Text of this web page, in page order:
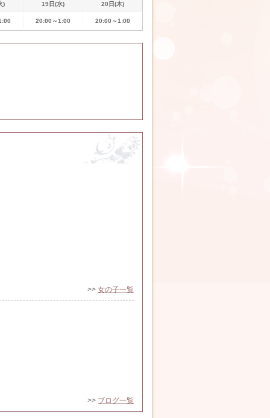
) 19日(水) 20日(木)
20:00～1:00 20:00～1:00
>> 女の子一覧
>> ブログ一覧